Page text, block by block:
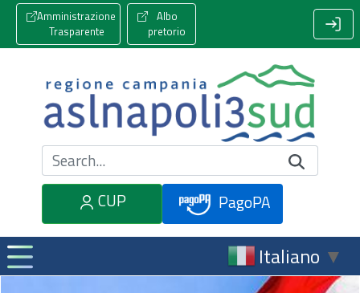
Amministrazione
Trasparente
Albo
pretorio
Cerca nel sito
CUP
PagoPA
Italiano ▼